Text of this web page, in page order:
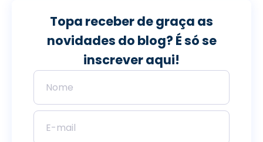
Topa receber de graça as
novidades do blog? É só se
inscrever aqui!